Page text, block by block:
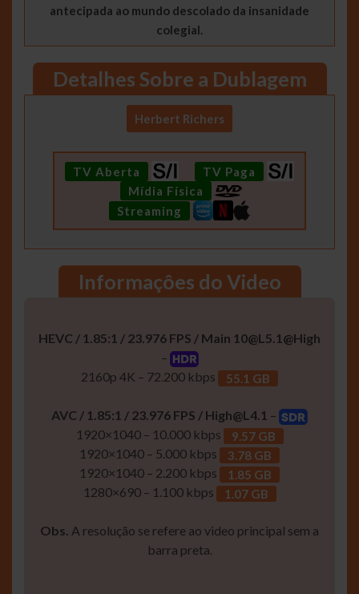
antecipada ao mundo descolado da insanidade
colegial.
Detalhes Sobre a Dublagem
Herbert Richers
TV Aberta
TV Paga
Mídia Física
Streaming
Informaçôes do Video
HEVC / 1.85:1 / 23.976 FPS / Main 10@L5.1 @High
–
2160p 4K – 72.200 kbps
55.1 GB
AVC / 1.85:1 / 23.976 FPS / High@L4.1 –
1920×1040 – 10.000 kbps
9.57 GB
1920×1040 – 5.000 kbps 3.78 GB
1920×1040 – 2.200 kbps 1.85 GB
1280×690 – 1.100 kbps 1.07 GB
Obs. A resolução se refere ao video principal sem a
barra preta.